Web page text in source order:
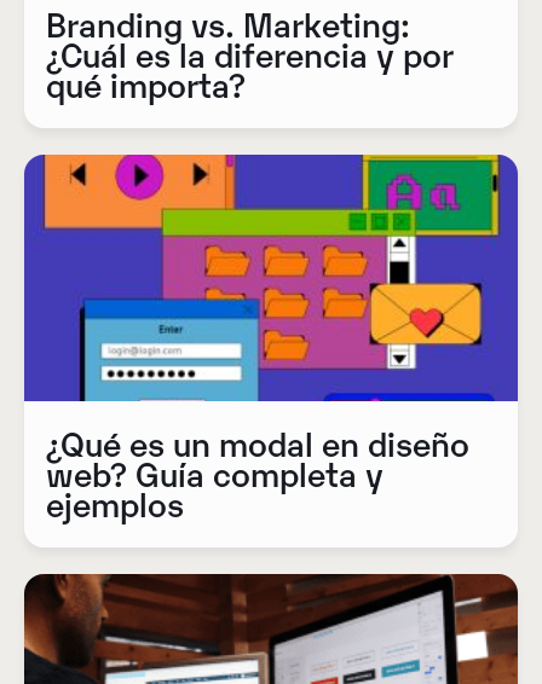
Branding vs. Marketing:
¿Cuál es la diferencia y por
qué importa?
¿Qué es un modal en diseño
web? Guía completa y
ejemplos